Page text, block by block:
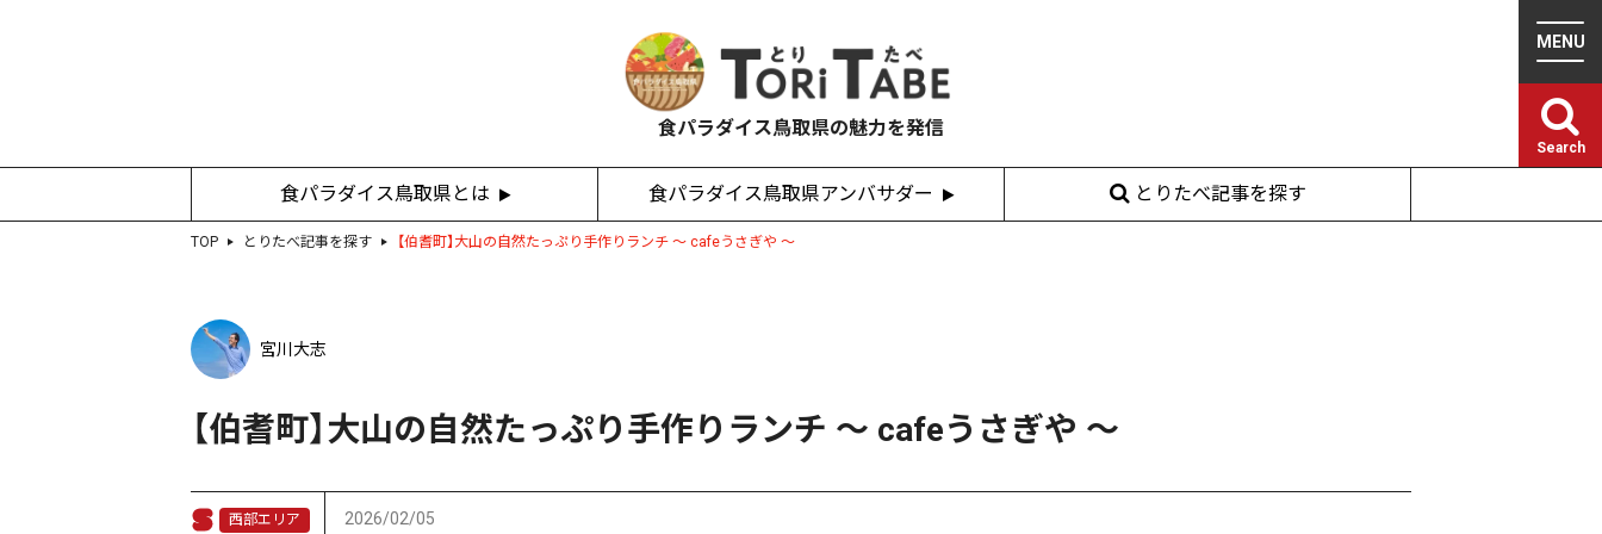
食パラダイス鳥取県の魅力を発信
食パラダイス鳥取県とは 食パラダイス鳥取県アンバサダー とりたべ記事を探す
Search
TOP とりたべ記事を探す 【伯耆町】大山の自然たっぷり手作りランチ 〜 cafeうさぎや 〜
宮川大志
【伯耆町】大山の自然たっぷり手作りランチ 〜 cafeうさぎや 〜
西部エリア 2026/02/05